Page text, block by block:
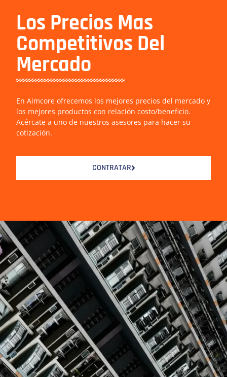
Los Precios Mas
Competitivos Del
Mercado
En Aimcore ofrecemos los mejores precios del mercado y
los mejores productos con relación costo/beneficio.
Acércate a uno de nuestros asesores para hacer su
cotización.
CONTRATAR